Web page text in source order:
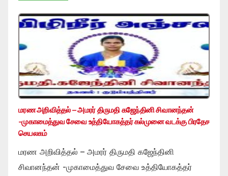
மரண அறிவித்தல் – அமரர் திருமதி கஜேந்தினி சிவானந்தன்
-முகாமைத்துவ சேவை உத்தியோகத்தர் கல்முனை வடக்கு பிரதேச
செயலகம்
மரண அறிவித்தல் – அமரர் திருமதி கஜேந்தினி
சிவானந்தன் -முகாமைத்துவ சேவை உத்தியோகத்தர்